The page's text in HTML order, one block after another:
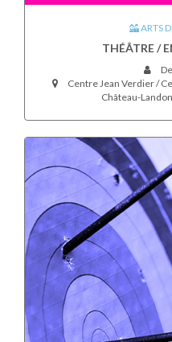
ARTS
THÉÂTRE /
Centre Jean Verdier /
Château-